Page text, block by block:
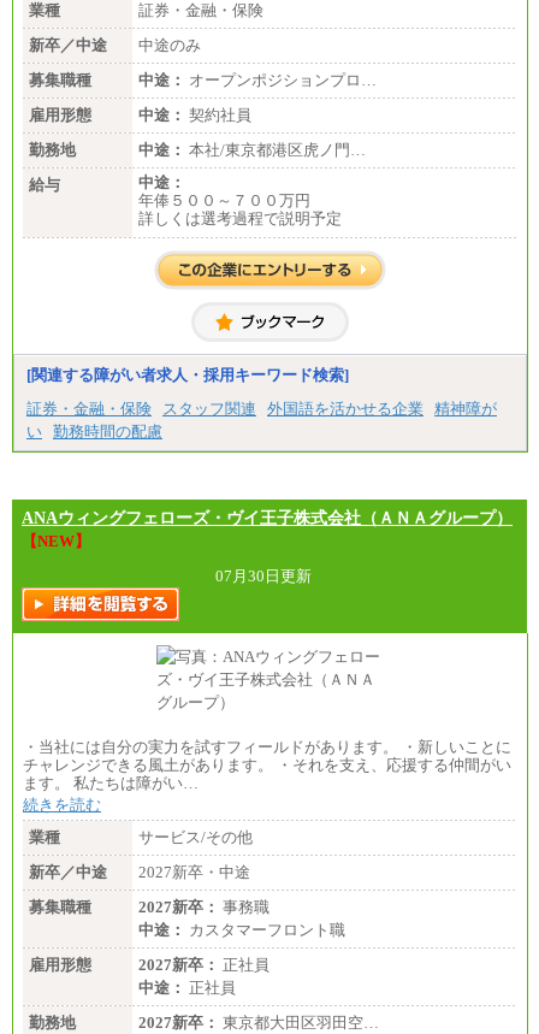
年収例は賞与含む、残業代・家族手当含まず
※キャリアや能力等を考慮の上、当社規定により確
定します
※残業手当：別途支給
※固定給に固定残業代含まず
※試用期間中も給与に変更なし
業種
証券・金融・保険
新卒／中途
中途のみ
募集職種
中途： オープンポジションプロ…
雇用形態
中途： 契約社員
勤務地
中途： 本社/東京都港区虎ノ門…
給与
中途：
年俸５００～７００万円
詳しくは選考過程で説明予定
[関連する障がい者求人・採用キーワード検索]
証券・金融・保険
スタッフ関連 外国語を活かせる企業
精神障が
い 勤務時間の配慮
ANAウィングフェローズ・ヴイ王子株式会社（ＡＮＡグループ）
【NEW】
07月30日更新
・当社には自分の実力を試すフィールドがあります。 ・新しいことに
チャレンジできる風土があります。 ・それを支え、応援する仲間がい
ます。 私たちは障がい…
続きを読む
業種
サービス/その他
新卒／中途
2027新卒・中途
募集職種
2027新卒： 事務職
中途：
カスタマーフロント職
雇用形態
2027新卒： 正社員
中途： 正社員
勤務地
2027新卒： 東京都大田区羽田空…